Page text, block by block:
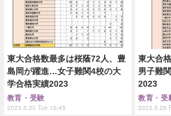
東大合格数最多は桜蔭72人、豊
島岡が躍進…女子難関4校の大
学合格実績2023
教育・受験
2023.5.30 Tue 10:45
東大合
男子難
2023
教育・受
2023.5.26